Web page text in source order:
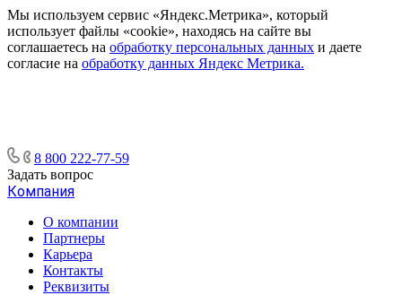
Мы используем сервис «Яндекс.Метрика», который
использует файлы «cookie», находясь на сайте вы
соглашаетесь на обработку персональных данных и даете
согласие на обработку данных Яндекс Метрика.
8 800 222-77-59
Задать вопрос
Компания
О компании
Партнеры
Карьера
Контакты
Реквизиты